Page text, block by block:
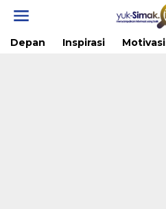
Depan Inspirasi Motivasi